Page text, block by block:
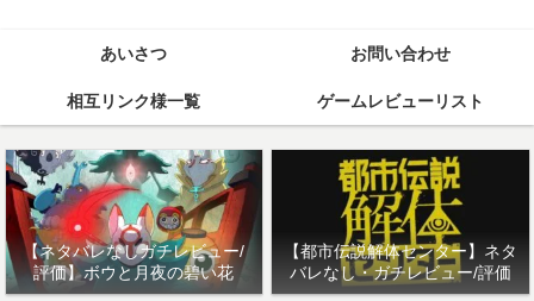
あいさつ お問い合わせ
相互リンク様一覧 ゲームレビューリスト
【ネタバレなしガチレビュー/
評価】ボウと月夜の碧い花
【都市伝説解体センター】ネタ
バレなし・ガチレビュー/評価